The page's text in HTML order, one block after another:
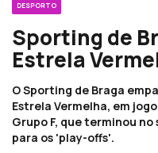
DESPORTO
Sporting de
Estrela
O Sporting de Braga
Estrela Vermelha, em
Grupo F, que terminou
para os 'play-offs'.